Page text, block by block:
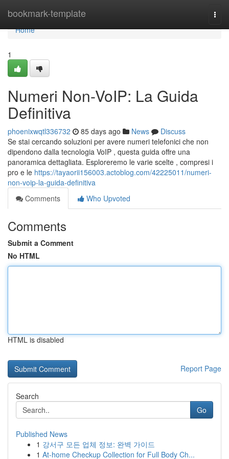
bookmark-template
Home
Home
1
Numeri Non-VoIP: La Guida
Definitiva
phoenixwqtl336732 85 days ago News
Discuss
Se stai cercando soluzioni per avere numeri telefonici che non
dipendono dalla tecnologia VoIP , questa guida offre una
panoramica dettagliata. Esploreremo le varie scelte , compresi i
pro e le https://tayaorii156003.actoblog.com/42225011/numeri-
non-voip-la-guida-definitiva
Comments
Who Upvoted
Comments
Submit a Comment
No HTML
HTML is disabled
Report Page
Search
Go
Published News
1 강서구 모든 업체 정보: 완벽 가이드
1 At-home Checkup Collection for Full Body Ch...